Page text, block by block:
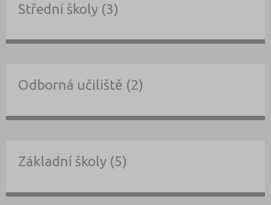
Střední školy (3)
Odborná učiliště (2)
Základní školy (5)